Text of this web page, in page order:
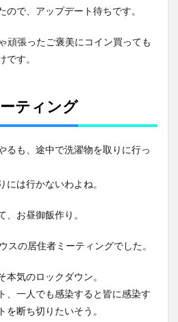
ので、アップデート待ちです。
頑張ったご褒美にコイン買っても
です。
ティング
るも、途中で洗濯物を取りに行っ
は行かないわよね。
、お昼御飯作り。
スの居住者ミーティングでした。
気のロックダウン。
、一人でも感染すると皆に感染す
を断ち切りたいそう。